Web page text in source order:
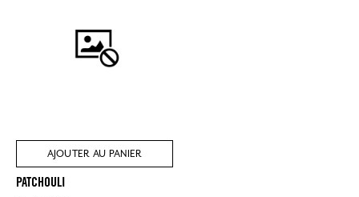
AJOUTER AU PANIER
PATCHOULI